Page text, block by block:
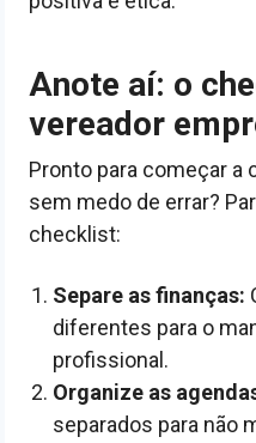
Anote aí: o
vereador
Pronto para começar a
sem medo de errar?
checklist:
Separe as finanças:
diferentes para o
profissional.
Organize as
separados para não